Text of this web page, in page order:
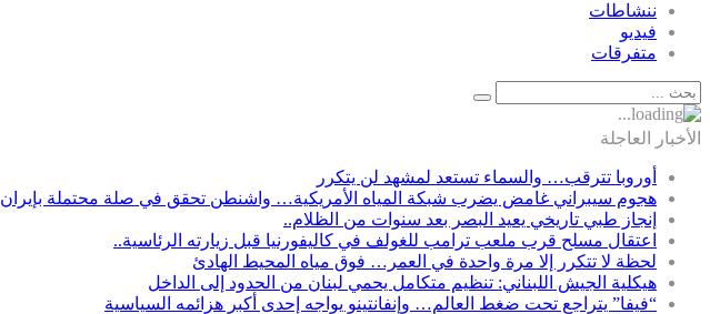
ننشاطات
فيديو
متفرقات
الأخبار العاجلة
أوروبا تترقب… والسماء تستعد لمشهد لن يتكرر
هجوم سيبراني غامض يضرب شبكة المياه الأمريكية… واشنطن تحقق في صلة محتملة بإيران
إنجاز طبي تاريخي يعيد البصر بعد سنوات من الظلام..
اعتقال مسلح قرب ملعب ترامب للغولف في كاليفورنيا قبل زيارته الرئاسية..
لحظة لا تتكرر إلا مرة واحدة في العمر… فوق مياه المحيط الهادئ
هيكلية الجيش اللبناني: تنظيم متكامل يحمي لبنان من الحدود إلى الداخل
“فيفا” يتراجع تحت ضغط العالم… وإنفانتينو يواجه إحدى أكبر هزائمه السياسية